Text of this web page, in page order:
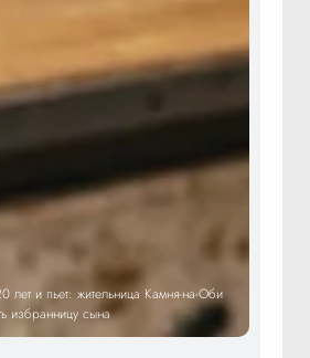
лет и пьет: жительница Камня-на-Оби
избранницу сына